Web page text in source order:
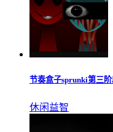
节奏盒子sprunki第三
休闲益智